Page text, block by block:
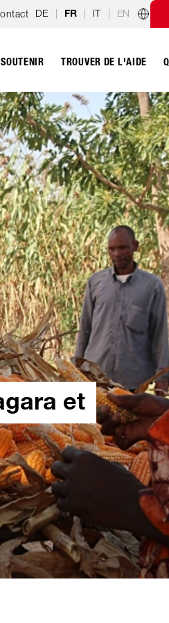
DE | FR | IT | EN
SOUTENIR TROUVER DE L'AIDE
et